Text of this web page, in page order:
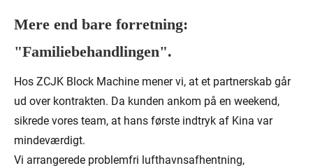
Mere end bare forretning:
"Familiebehandlingen".
Hos ZCJK Block Machine mener vi, at et partnerskab går
ud over kontrakten. Da kunden ankom på en weekend,
sikrede vores team, at hans første indtryk af Kina var
mindeværdigt.
Vi arrangerede problemfri lufthavnsafhentning,